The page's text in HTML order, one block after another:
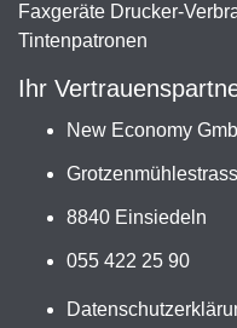
Faxgeräte Drucker-
Tintenpatronen
Ihr
New Economy
8840 Einsiedeln
055 422 25 90